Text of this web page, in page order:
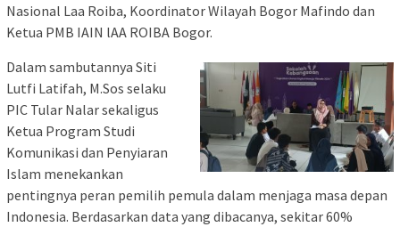
Nasional Laa Roiba, Koordinator Wilayah Bogor Mafindo dan
Ketua PMB IAIN lAA ROIBA Bogor.
Dalam sambutannya Siti
Lutfi Latifah, M.Sos selaku
PIC Tular Nalar sekaligus
Ketua Program Studi
Komunikasi dan Penyiaran
Islam menekankan
pentingnya peran pemilih pemula dalam menjaga masa depan
Indonesia. Berdasarkan data yang dibacanya, sekitar 60%